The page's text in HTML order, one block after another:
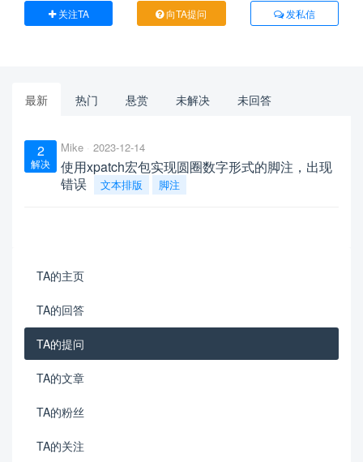
关注TA 向TA提问 发私信
最新 热门 悬赏 未解决 未回答
2
解决
Mike 2023-12-14
使用xpatch宏包实现圆圈数字形式的脚注，出现
错误
文本排版 脚注
TA的主页
TA的回答
TA的提问
TA的文章
TA的粉丝
TA的关注